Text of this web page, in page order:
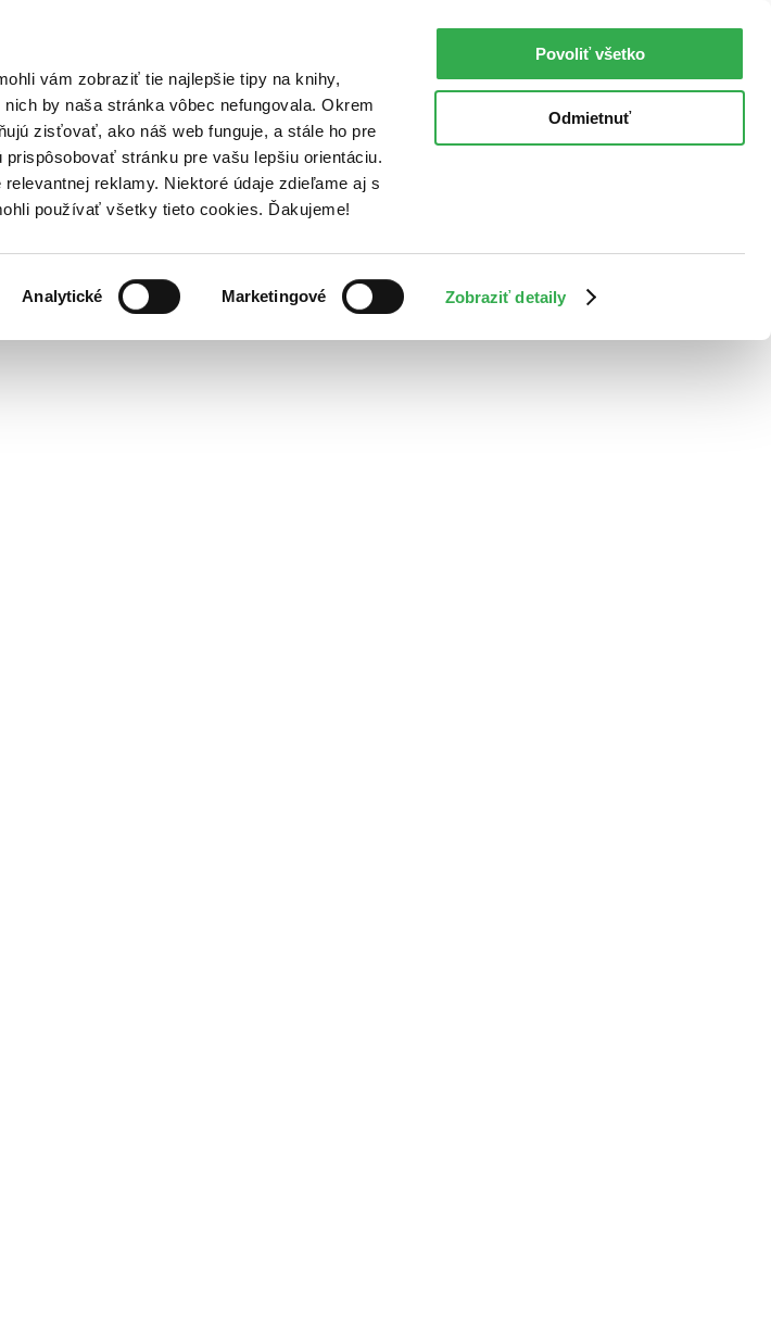
vám zobraziť tie najlepšie tipy na knihy,
by naša stránka vôbec nefungovala. Okrem
zisťovať, ako náš web funguje, a stále ho pre
stránku pre vašu lepšiu orientáciu.
reklamy. Niektoré údaje zdieľame aj s
používať všetky tieto cookies. Ďakujeme!
Analytické Marketingové Zobraziť detaily
Povoliť všetko
Odmietnuť